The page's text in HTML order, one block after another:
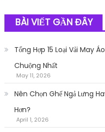
BÀI VIẾT GẦN ĐÂY
Tổng Hợp 15 Loại Vải May
Chuộng Nhất
May 11, 2026
Nên Chọn Ghế Ngả Lưng
Hơn?
April 1, 2026